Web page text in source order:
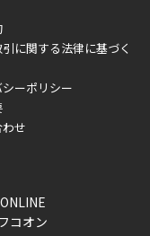
場合がございま
の他商品との購入に
についても、通常と
ージをご確認くださ
庫を使用してご準備
合は店舗よりお取り
渡しとなる為、商品
付属しておりませ
に関する法律に基づく
ーポリシー
せ